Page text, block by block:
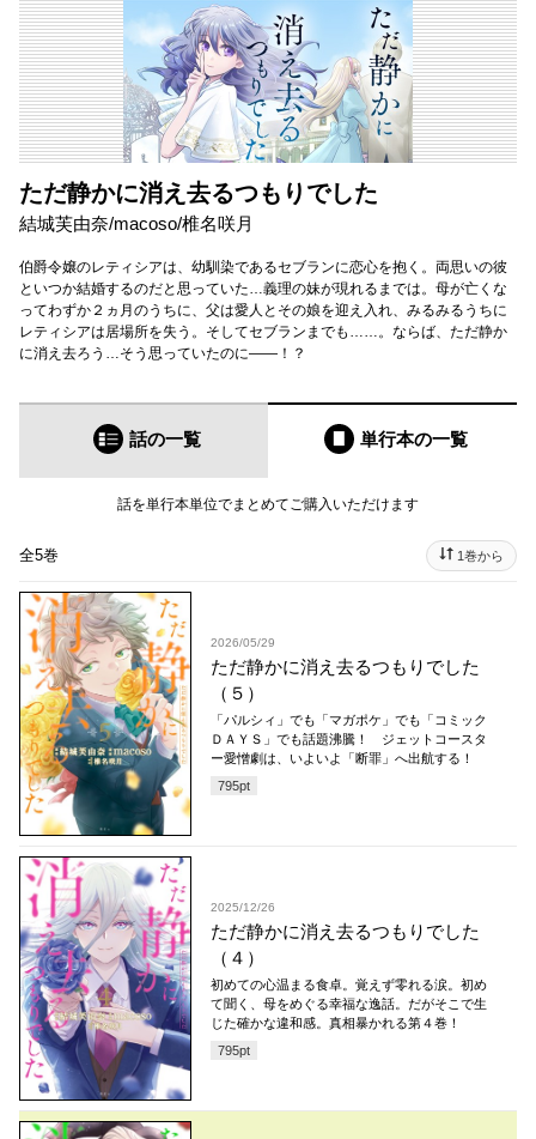
ただ静かに消え去るつもりでした
結城芙由奈/macoso/椎名咲月
伯爵令嬢のレティシアは、幼馴染であるセブランに恋心を抱く。両思いの彼
といつか結婚するのだと思っていた…義理の妹が現れるまでは。母が亡くな
ってわずか２ヵ月のうちに、父は愛人とその娘を迎え入れ、みるみるうちに
レティシアは居場所を失う。そしてセブランまでも……。ならば、ただ静か
に消え去ろう…そう思っていたのに――！？
話の一覧 単行本の一覧
話を単行本単位でまとめてご購入いただけます
全5巻 1巻から
2026/05/29
ただ静かに消え去るつもりでした
（５）
「パルシィ」でも「マガポケ」でも「コミック
ＤＡＹＳ」でも話題沸騰！ ジェットコースタ
ー愛憎劇は、いよいよ「断罪」へ出航する！
795pt
2025/12/26
ただ静かに消え去るつもりでした
（４）
初めての心温まる食卓。覚えず零れる涙。初め
て聞く、母をめぐる幸福な逸話。だがそこで生
じた確かな違和感。真相暴かれる第４巻！
795pt